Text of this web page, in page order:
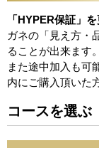
「HYPER保証」
ガネの「見え方・
ることが出来ます。
また途中加入も可
内にご購入頂いた
コースを選ぶ